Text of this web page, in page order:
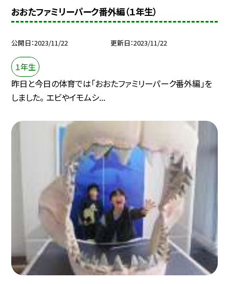
おおたファミリーパーク番外編（１年生）
公開日 2023/11/22 更新日 2023/11/22
１年生
昨日と今日の体育では「おおたファミリーパーク番外編」を
しました。 エビやイモムシ...